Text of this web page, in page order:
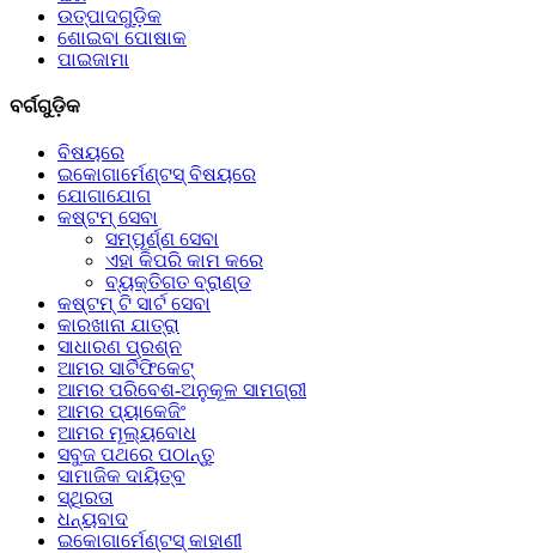
ଉତ୍ପାଦଗୁଡ଼ିକ
ଶୋଇବା ପୋଷାକ
ପାଇଜାମା
ବର୍ଗଗୁଡ଼ିକ
ବିଷୟରେ
ଇକୋଗାର୍ମେଣ୍ଟସ୍ ବିଷୟରେ
ଯୋଗାଯୋଗ
କଷ୍ଟମ୍ ସେବା
ସମ୍ପୂର୍ଣ୍ଣ ସେବା
ଏହା କିପରି କାମ କରେ
ବ୍ୟକ୍ତିଗତ ବ୍ରାଣ୍ଡ
କଷ୍ଟମ୍ ଟି ସାର୍ଟ ସେବା
କାରଖାନା ଯାତ୍ରା
ସାଧାରଣ ପ୍ରଶ୍ନ
ଆମର ସାର୍ଟିଫିକେଟ୍
ଆମର ପରିବେଶ-ଅନୁକୂଳ ସାମଗ୍ରୀ
ଆମର ପ୍ୟାକେଜିଂ
ଆମର ମୂଲ୍ୟବୋଧ
ସବୁଜ ପଥରେ ପଠାନ୍ତୁ
ସାମାଜିକ ଦାୟିତ୍ବ
ସ୍ଥିରତା
ଧନ୍ୟବାଦ
ଇକୋଗାର୍ମେଣ୍ଟସ୍ କାହାଣୀ